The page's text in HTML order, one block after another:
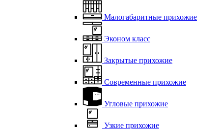
Малогабаритные прихожие
Эконом класс
Закрытые прихожие
Современные прихожие
Угловые прихожие
Узкие прихожие